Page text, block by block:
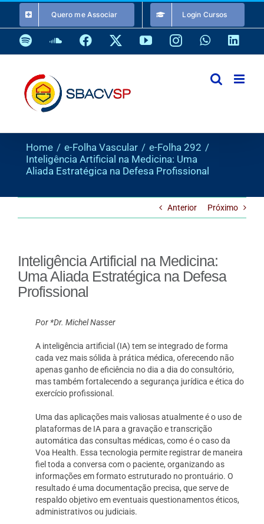
o
conteúdo
Quero me Associar Login Cursos
SpotifySoundCloud
Facebook YouTubeInstagramWhatsApp
Home e-Folha Vascular
e-Folha 292
Inteligência Artificial na Medicina: Uma
Aliada Estratégica na Defesa Profissional
Anterior Próximo
Inteligência Artificial na Medicina:
Uma Aliada Estratégica na Defesa
Profissional
Por *Dr. Michel Nasser
A inteligência artificial (IA) tem se integrado de forma
cada vez mais sólida à prática médica, oferecendo não
apenas ganho de eficiência no dia a dia do consultório,
mas também fortalecendo a segurança jurídica e ética do
exercício profissional.
Uma das aplicações mais valiosas atualmente é o uso de
plataformas de IA para a gravação e transcrição
automática das consultas médicas, como é o caso da
Voa Health. Essa tecnologia permite registrar de maneira
fiel toda a conversa com o paciente, organizando as
informações em formato estruturado no prontuário. O
resultado é uma documentação precisa, que serve de
respaldo objetivo em eventuais questionamentos éticos,
administrativos ou judiciais.